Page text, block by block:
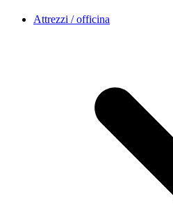
Attrezzi / officina